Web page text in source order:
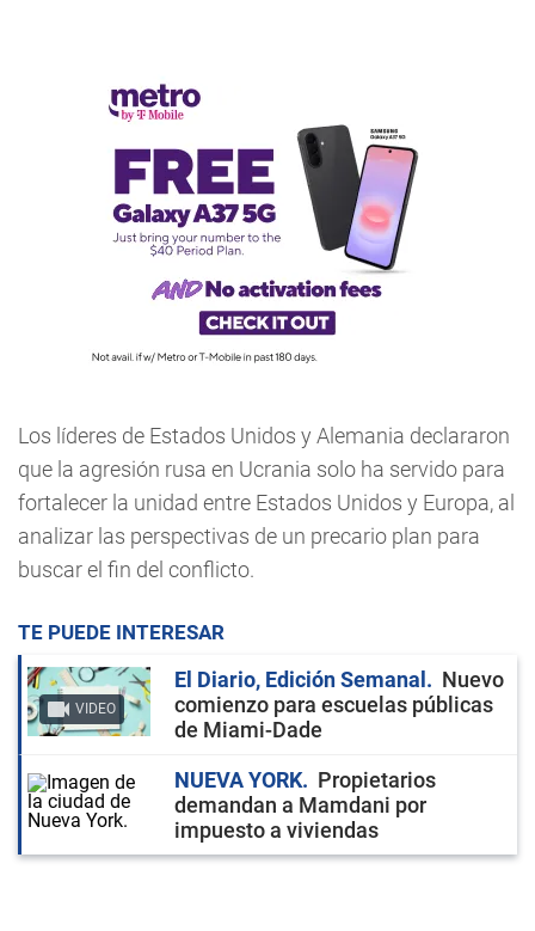
Los líderes de Estados Unidos y Alemania declararon
que la agresión rusa en Ucrania solo ha servido para
fortalecer la unidad entre Estados Unidos y Europa, al
analizar las perspectivas de un precario plan para
buscar el fin del conflicto.
TE PUEDE INTERESAR
VIDEO
El Diario, Edición Semanal
Nuevo
comienzo para escuelas públicas
de Miami-Dade
NUEVA YORK
Propietarios
demandan a Mamdani por
impuesto a viviendas